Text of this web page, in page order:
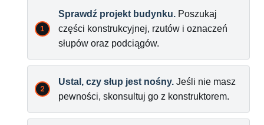
Sprawdź projekt budynku. Poszukaj
części konstrukcyjnej, rzutów i oznaczeń
słupów oraz podciągów.
Ustal, czy słup jest nośny. Jeśli nie masz
pewności, skonsultuj go z konstruktorem.